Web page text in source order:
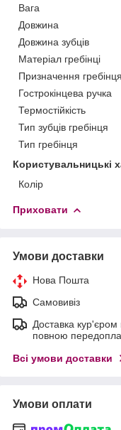
Вага
Довжина
Довжина зубців
Матеріал гребінці
Призначення гребінця
Гострокінцева ручка
Термостійкість
Тип зубців гребінця
Тип гребінця
Користувальницькі
Колір
Приховати
Умови доставки
Нова Пошта
Самовивіз
Доставка кур'єром
повною
Всі умови доставки
Умови оплати